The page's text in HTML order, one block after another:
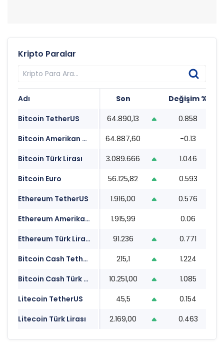
Kripto Paralar
Adı Son Değişim %
Bitcoin TetherUS
64.890,13 0.858
Bitcoin Amerikan Doları
64.887,60 -0.13
Bitcoin Türk Lirası
3.089.666 1.046
Bitcoin Euro
56.125,82 0.593
Ethereum TetherUS
1.916,00 0.576
Ethereum Amerikan Doları
1.915,99 0.06
Ethereum Türk Lirası
91.236 0.771
Bitcoin Cash TetherUS
215,1 1.224
Bitcoin Cash Türk Lirası
10.251,00 1.085
Litecoin TetherUS
45,5 0.154
Litecoin Türk Lirası
2.169,00 0.463